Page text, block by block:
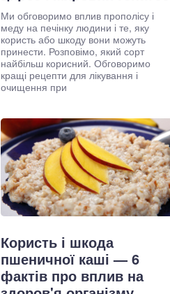
Ми обговоримо вплив прополісу і
меду на печінку людини і те, яку
користь або шкоду вони можуть
принести. Розповімо, який сорт
найбільш корисний. Обговоримо
кращі рецепти для лікування і
очищення при
Користь і шкода
пшеничної каші — 6
фактів про вплив на